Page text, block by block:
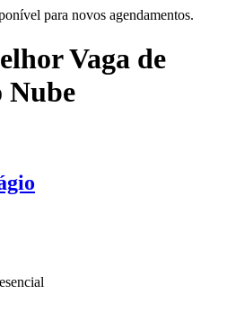
para novos agendamentos.
Vaga de
Nube